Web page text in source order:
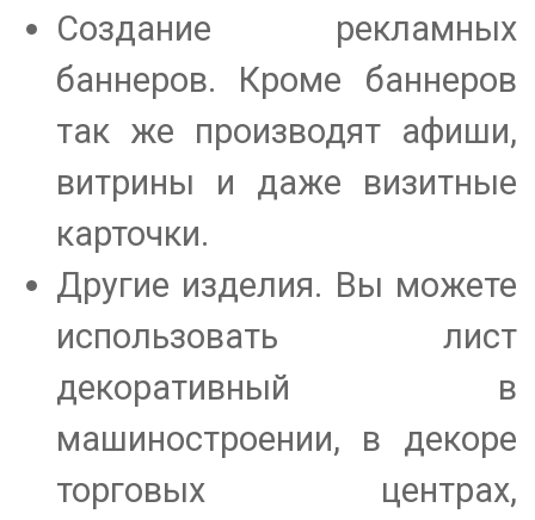
Создание рекламных
баннеров. Кроме баннеров
так же производят афиши,
витрины и даже визитные
карточки.
Другие изделия. Вы можете
использовать лист
декоративный в
машиностроении, в декоре
торговых центрах,